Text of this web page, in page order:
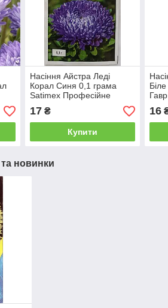
Насіння Айстра Леді
Корал Синя 0,1 грама
Satimex Професійне
Насіння
17₴
Купити
16
та новинки